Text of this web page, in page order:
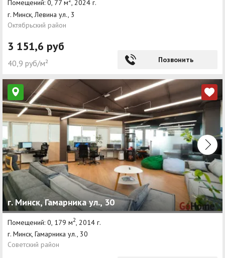
Помещений: 0, 77 м , 2024 г.
г. Минск, Левина ул., 3
Октябрьский район
3 151,6 руб
40,9 руб/м² Позвонить
г. Минск, Гамарника ул., 30
Помещений: 0, 179 м2 , 2014 г.
г. Минск, Гамарника ул., 30
Советский район